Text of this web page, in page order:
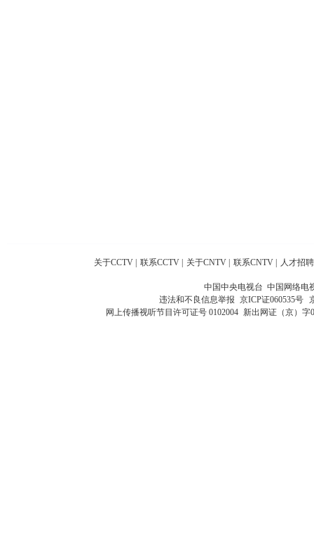
关于CCTV 联系CCTV 关于CNTV 联系CNTV 人才招聘
中国中央电视台 中国网络电
违法和不良信息举报 京ICP证060535号
网上传播视听节目许可证号 0102004 新出网证（京）